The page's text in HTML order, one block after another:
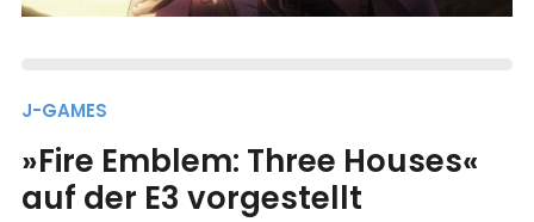
J-GAMES
»Fire Emblem: Three Houses«
auf der E3 vorgestellt